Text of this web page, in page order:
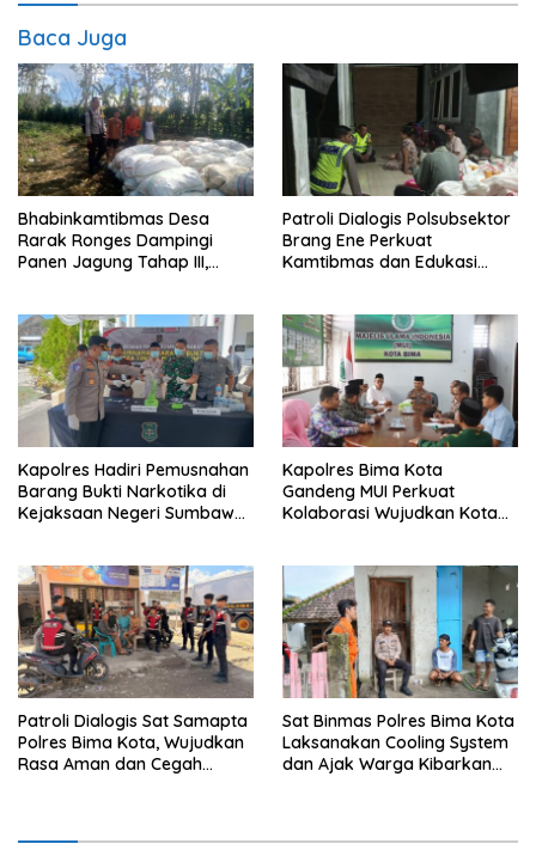
Baca Juga
Bhabinkamtibmas Desa
Rarak Ronges Dampingi
Panen Jagung Tahap III,
Patroli Dialogis Polsubsektor
Brang Ene Perkuat
Kamtibmas dan Edukasi
Kapolres Hadiri Pemusnahan
Barang Bukti Narkotika di
Kejaksaan Negeri Sumbawa
Kapolres Bima Kota
Gandeng MUI Perkuat
Kolaborasi Wujudkan Kota
Patroli Dialogis Sat Samapta
Polres Bima Kota, Wujudkan
Rasa Aman dan Cegah
Sat Binmas Polres Bima Kota
Laksanakan Cooling System
dan Ajak Warga Kibarkan